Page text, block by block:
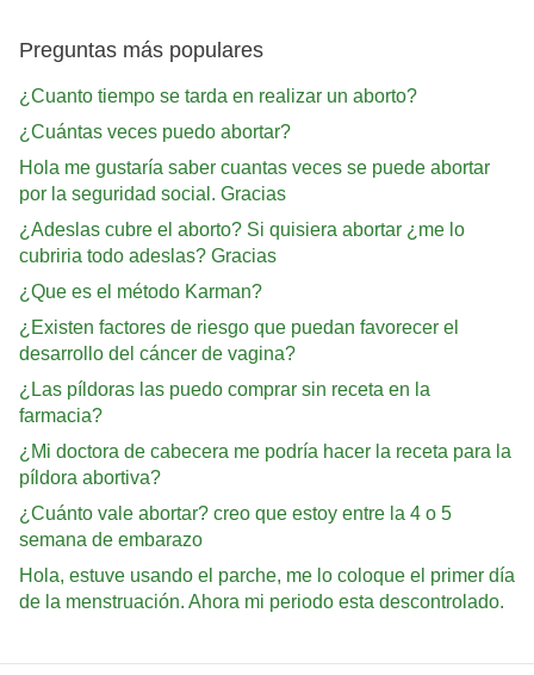
Preguntas más populares
¿Cuanto tiempo se tarda en realizar un aborto?
¿Cuántas veces puedo abortar?
Hola me gustaría saber cuantas veces se puede abortar
por la seguridad social. Gracias
¿Adeslas cubre el aborto? Si quisiera abortar ¿me lo
cubriria todo adeslas? Gracias
¿Que es el método Karman?
¿Existen factores de riesgo que puedan favorecer el
desarrollo del cáncer de vagina?
¿Las píldoras las puedo comprar sin receta en la
farmacia?
¿Mi doctora de cabecera me podría hacer la receta para la
píldora abortiva?
¿Cuánto vale abortar? creo que estoy entre la 4 o 5
semana de embarazo
Hola, estuve usando el parche, me lo coloque el primer día
de la menstruación. Ahora mi periodo esta descontrolado.